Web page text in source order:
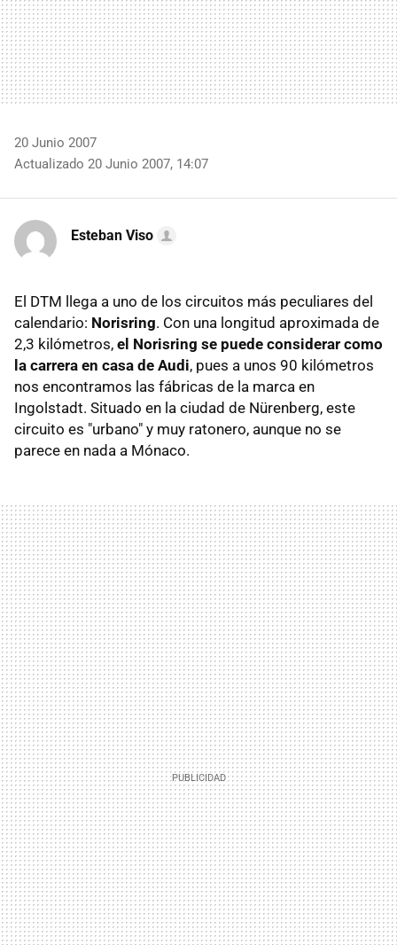
20 Junio 2007
Actualizado 20 Junio 2007, 14:07
Esteban Viso
El DTM llega a uno de los circuitos más peculiares del
calendario: Norisring. Con una longitud aproximada de
2,3 kilómetros, el Norisring se puede considerar como
la carrera en casa de Audi, pues a unos 90 kilómetros
nos encontramos las fábricas de la marca en
Ingolstadt. Situado en la ciudad de Nürenberg, este
circuito es "urbano" y muy ratonero, aunque no se
parece en nada a Mónaco.